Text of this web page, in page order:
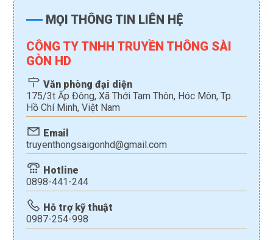
MỌI THÔNG TIN LIÊN HỆ
CÔNG TY TNHH TRUYỀN THÔNG SÀI
GÒN HD
Văn phòng đại diện
175/3t Ấp Đông, Xã Thới Tam Thôn, Hóc Môn, Tp.
Hồ Chí Minh, Việt Nam
Email
truyenthongsaigonhd@gmail.com
Hotline
0898-441-244
Hỗ trợ kỹ thuật
0987-254-998